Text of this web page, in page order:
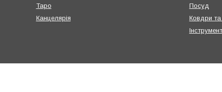
Таро
Канцелярія
Посуд
Ковдри